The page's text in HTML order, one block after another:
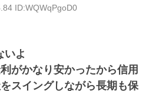
ID:WQWqPgoD0
いよ
がかなり安かったから信用
スイングしながら長期も保